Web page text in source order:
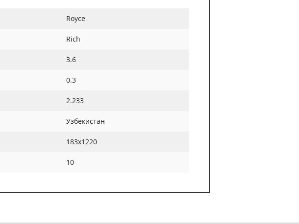
Royce
Rich
3.6
0.3
2.233
Узбекистан
183х1220
10